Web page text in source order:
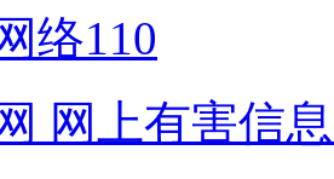
络110
网上有害信